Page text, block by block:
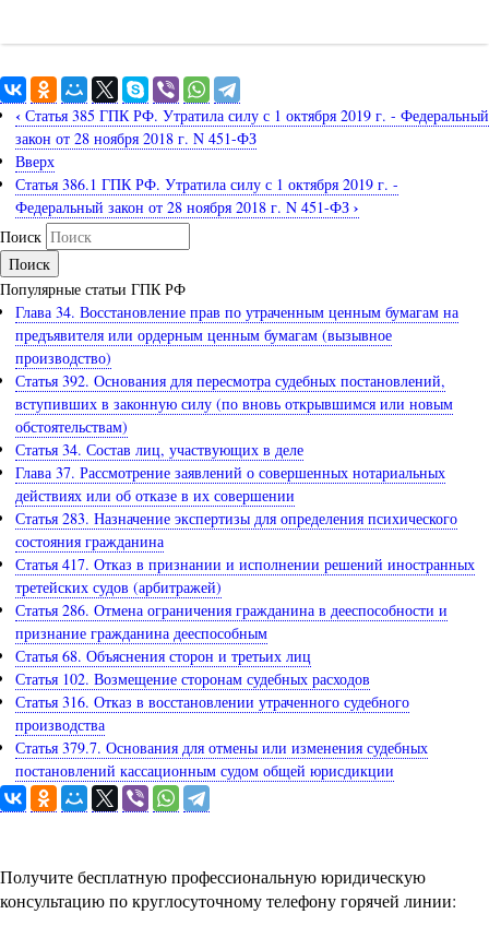
‹ Статья 385 ГПК РФ. Утратила силу с 1 октября 2019 г. - Федеральный
закон от 28 ноября 2018 г. N 451-ФЗ
Вверх
Статья 386.1 ГПК РФ. Утратила силу с 1 октября 2019 г. -
Федеральный закон от 28 ноября 2018 г. N 451-ФЗ ›
Поиск
Популярные статьи ГПК РФ
Глава 34. Восстановление прав по утраченным ценным бумагам на
предъявителя или ордерным ценным бумагам (вызывное
производство)
Статья 392. Основания для пересмотра судебных постановлений,
вступивших в законную силу (по вновь открывшимся или новым
обстоятельствам)
Статья 34. Состав лиц, участвующих в деле
Глава 37. Рассмотрение заявлений о совершенных нотариальных
действиях или об отказе в их совершении
Статья 283. Назначение экспертизы для определения психического
состояния гражданина
Статья 417. Отказ в признании и исполнении решений иностранных
третейских судов (арбитражей)
Статья 286. Отмена ограничения гражданина в дееспособности и
признание гражданина дееспособным
Статья 68. Объяснения сторон и третьих лиц
Статья 102. Возмещение сторонам судебных расходов
Статья 316. Отказ в восстановлении утраченного судебного
производства
Статья 379.7. Основания для отмены или изменения судебных
постановлений кассационным судом общей юрисдикции
Получите бесплатную профессиональную юридическую
консультацию по круглосуточному телефону горячей линии: